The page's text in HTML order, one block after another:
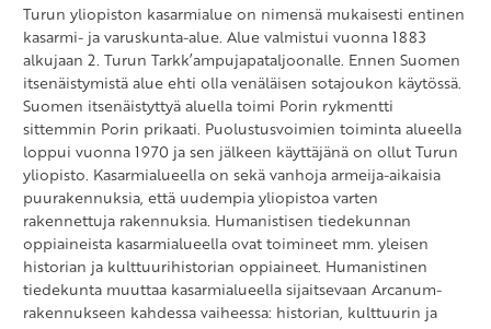
Turun yliopiston kasarmialue on nimensä mukaisesti entinen
kasarmi- ja varuskunta-alue. Alue valmistui vuonna 1883
alkujaan 2. Turun Tarkk’ampujapataljoonalle. Ennen Suomen
itsenäistymistä alue ehti olla venäläisen sotajoukon käytössä.
Suomen itsenäistyttyä aluella toimi Porin rykmentti
sittemmin Porin prikaati. Puolustusvoimien toiminta alueella
loppui vuonna 1970 ja sen jälkeen käyttäjänä on ollut Turun
yliopisto. Kasarmialueella on sekä vanhoja armeija-aikaisia
puurakennuksia, että uudempia yliopistoa varten
rakennettuja rakennuksia. Humanistisen tiedekunnan
oppiaineista kasarmialueella ovat toimineet mm. yleisen
historian ja kulttuurihistorian oppiaineet. Humanistinen
tiedekunta muuttaa kasarmialueella sijaitsevaan Arcanum-
rakennukseen kahdessa vaiheessa: historian, kulttuurin ja